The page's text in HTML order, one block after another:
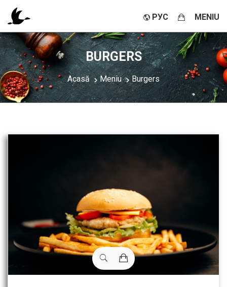
РУС MENIU
BURGERS
Acasă Meniu Burgers